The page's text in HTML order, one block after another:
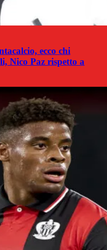
ecco chi
Nico Paz rispetto a